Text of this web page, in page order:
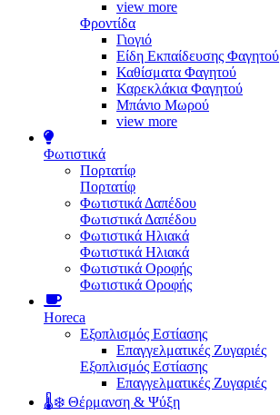
view more
Φροντίδα
Γιογιό
Είδη Εκπαίδευσης Φαγητού
Καθίσματα Φαγητού
Καρεκλάκια Φαγητού
Μπάνιο Μωρού
view more
Φωτιστικά
Πορτατίφ
Πορτατίφ
Φωτιστικά Δαπέδου
Φωτιστικά Δαπέδου
Φωτιστικά Ηλιακά
Φωτιστικά Ηλιακά
Φωτιστικά Οροφής
Φωτιστικά Οροφής
Horeca
Εξοπλισμός Εστίασης
Επαγγελματικές Ζυγαριές
Εξοπλισμός Εστίασης
Επαγγελματικές Ζυγαριές
🌡️❄️ Θέρμανση & Ψύξη